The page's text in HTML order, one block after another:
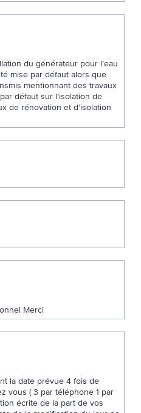
du générateur pour l’eau
mise par défaut alors que
mentionnant des travaux
défaut sur l’isolation de
de rénovation et d’isolation
Merci
la date prévue 4 fois de
vous ( 3 par téléphone 1 par
écrite de la part de vos